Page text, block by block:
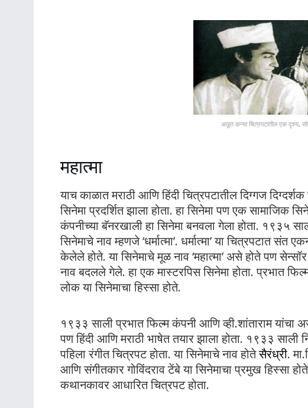
अछूत कन्या चित्रपटातील एक दृश्य,
महात्मा
याच काळात मराठी आणि हिंदी चित्रपटातील दिग्गज
सिनेमा प्रदर्शित झाला होता. हा सिनेमा पण एक सामाजिक
कंपनीच्या बॅनरखाली हा सिनेमा बनवला गेला होता. १९३५
सिनेमाचे नाव म्हणजे ‘धर्मात्मा’. धर्मात्मा’ या चित्रपटात
केलेले होते. या सिनेमाचे मूळ नाव ‘महात्मा’ असे होते पण सेन्सॉर
नाव बदलले गेले. हा एक मास्टरपिस सिनेमा होता. प्रभात
लोक या सिनेमाचा हिस्सा होते.
१९३३ साली प्रभात फिल्म कंपनी आणि व्ही.शांताराम यांचा
पण हिंदी आणि मराठी भाषेत तयार झाला होता. १९३३ साली
पहिला रंगीत चित्रपट होता. या सिनेमाचे नाव होतेसैरंध्री.
आणि संगीतकार गोविंदराव टेंबे या सिनेमाचा प्रमुख हिस्सा
कथानकावर आधारित चित्रपट होता.